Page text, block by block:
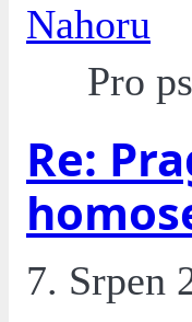
Nahoru
Pro
Re:
7. Srpen